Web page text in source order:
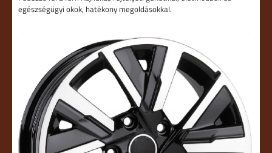
egészségügyi okok, hatékony megoldásokkal.